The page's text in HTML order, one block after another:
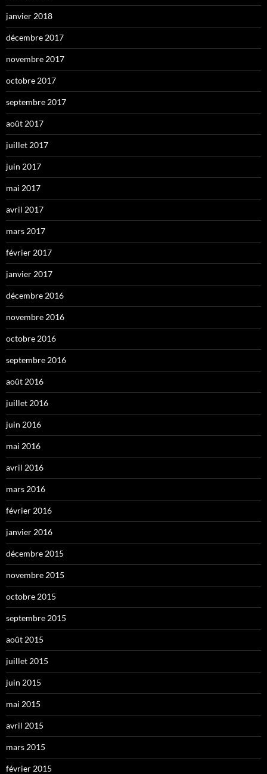
janvier 2018
décembre 2017
novembre 2017
octobre 2017
septembre 2017
août 2017
juillet 2017
juin 2017
mai 2017
avril 2017
mars 2017
février 2017
janvier 2017
décembre 2016
novembre 2016
octobre 2016
septembre 2016
août 2016
juillet 2016
juin 2016
mai 2016
avril 2016
mars 2016
février 2016
janvier 2016
décembre 2015
novembre 2015
octobre 2015
septembre 2015
août 2015
juillet 2015
juin 2015
mai 2015
avril 2015
mars 2015
février 2015